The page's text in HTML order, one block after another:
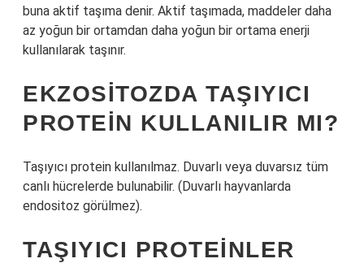
buna aktif taşıma denir. Aktif taşımada, maddeler daha
az yoğun bir ortamdan daha yoğun bir ortama enerji
kullanılarak taşınır.
EKZOSITOZDA TAŞIYICI
PROTEIN KULLANILIR MI?
Taşıyıcı protein kullanılmaz. Duvarlı veya duvarsız tüm
canlı hücrelerde bulunabilir. (Duvarlı hayvanlarda
endositoz görülmez).
TAŞIYICI PROTEINLER